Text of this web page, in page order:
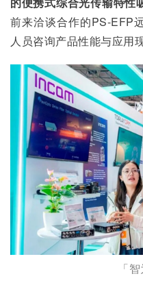
前来洽谈合作的PS-EFP
人员咨询产品性能与应用现
「